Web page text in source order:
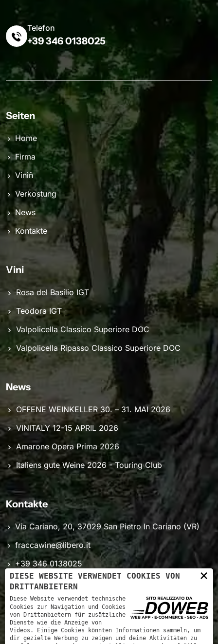
Telefon
+39 346 0138025
Seiten
Home
Firma
Viniñ
Verkostung
News
Kontakte
Vini
Rosa del Basilio IGT
Teodora IGT
Valpolicella Classico Superiore DOC
Valpolicella Ripasso Classico Superiore DOC
News
OFFENE WEINKELLER 30. – 31. MAI 2026
VINITALY 12-15 APRIL 2026
Amarone Opera Prima 2026
Italiens gute Weine 2026 - Touring Club
Kontakte
Via Cariano, 20, 37029 San Pietro In Cariano (VR)
fraccawine@libero.it
+39 346 0138025
Mo - Sa: 8.00 - 18.00
×
DIESE WEBSITE VERWENDET COOKIES VON
DRITTANBIETERN
Diese Website verwendet technische
Cookies zur Navigation und Cookies
von Drittanbietern für zusätzliche
Dienste wie die Anzeige von
Videos. Einige Cookies könnten Informationen sammeln, um
dir gezielte Werbung zu zeigen und deine Aktivitäten zu